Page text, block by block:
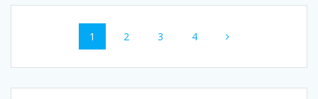
Navigation
sein
Page
1 Page
2 Page
3 Page
4